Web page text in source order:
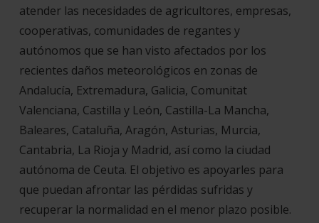
atender las necesidades de agricultores, empresas,
cooperativas, comunidades de regantes y
autónomos que se han visto afectados por los
recientes daños meteorológicos en zonas de
Andalucía, Extremadura, Galicia, Comunitat
Valenciana, Castilla y León, Castilla-La Mancha,
Baleares, Cataluña, Aragón, Asturias, Murcia,
Cantabria, La Rioja y Madrid, así como la ciudad
autónoma de Ceuta. El objetivo es apoyarles para
que puedan afrontar las pérdidas sufridas y
recuperar la normalidad en el menor plazo posible.